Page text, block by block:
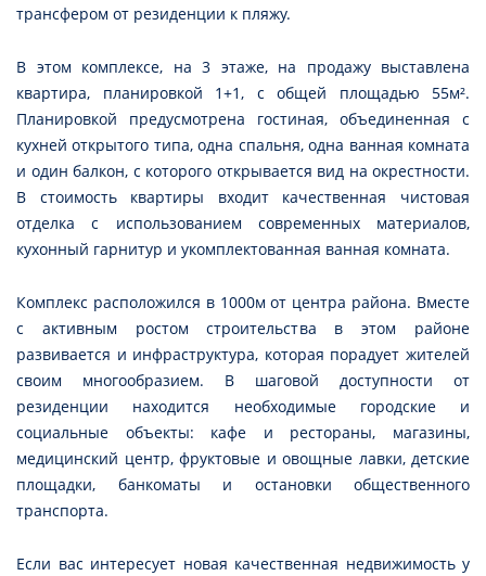
трансфером от резиденции к пляжу.
В этом комплексе, на 3 этаже, на продажу выставлена
квартира, планировкой 1+1, с общей площадью 55м².
Планировкой предусмотрена гостиная, объединенная с
кухней открытого типа, одна спальня, одна ванная комната
и один балкон, с которого открывается вид на окрестности.
В стоимость квартиры входит качественная чистовая
отделка с использованием современных материалов,
кухонный гарнитур и укомплектованная ванная комната.
Комплекс расположился в 1000м от центра района. Вместе
с активным ростом строительства в этом районе
развивается и инфраструктура, которая порадует жителей
своим многообразием. В шаговой доступности от
резиденции находится необходимые городские и
социальные объекты: кафе и рестораны, магазины,
медицинский центр, фруктовые и овощные лавки, детские
площадки, банкоматы и остановки общественного
транспорта.
Если вас интересует новая качественная недвижимость у